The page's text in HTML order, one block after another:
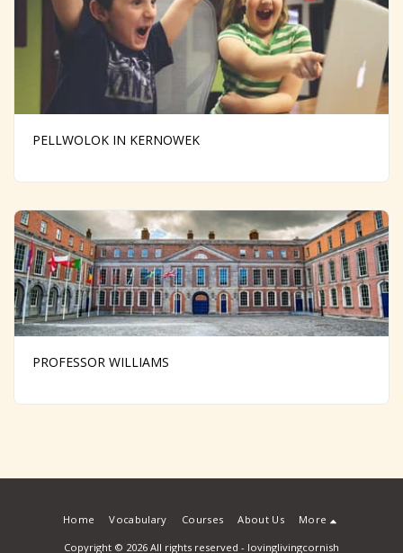
PELLWOLOK IN KERNOWEK
PROFESSOR WILLIAMS
Home Vocabulary Courses About Us More
Copyright © 2026 All rights reserved - lovinglivingcornish